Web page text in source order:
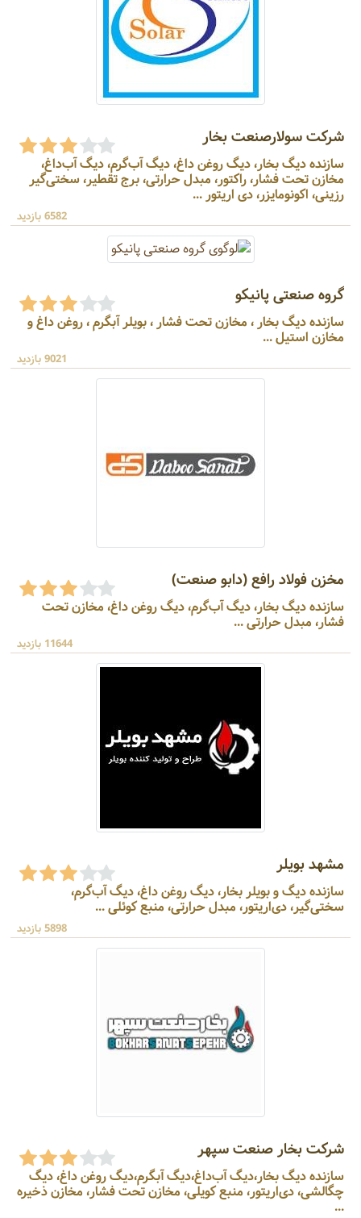
شرکت سولارصنعت بخار
سازنده دیگ بخار، دیگ روغن داغ، دیگ آب‌گرم، دیگ آب‌داغ،
مخازن تحت فشار، راکتور، مبدل حرارتی، برج تقطیر، سختی‌گیر
رزینی، اکونومایزر، دی اریتور ...
6582 بازدید
گروه صنعتی پانیکو
سازنده دیگ بخار ، مخازن تحت فشار ، بویلر آبگرم ، روغن داغ و
مخازن استیل ...
9021 بازدید
مخزن فولاد رافع (دابو صنعت)
سازنده دیگ بخار، دیگ آب‌گرم، دیگ روغن داغ، مخازن تحت
فشار، مبدل حرارتی ...
11644 بازدید
مشهد بویلر
سازنده دیگ و بویلر بخار، دیگ روغن داغ، دیگ آب‌گرم،
سختی‌گیر، دی‌اریتور، مبدل حرارتی، منبع کوئلی ...
5898 بازدید
شرکت بخار صنعت سپهر
سازنده دیگ بخار،دیگ آب‌داغ،دیگ آبگرم،دیگ روغن داغ، دیگ
چگالشی، دی‌اریتور، منبع کویلی، مخازن تحت فشار، مخازن ذخیره
...